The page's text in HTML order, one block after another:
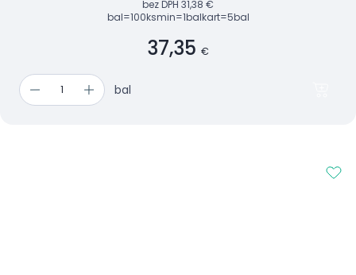
bez DPH 31,38 €
bal=100ksmin=1balkart=5bal
37,35 €
bal